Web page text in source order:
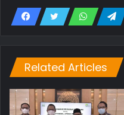
Related Articles